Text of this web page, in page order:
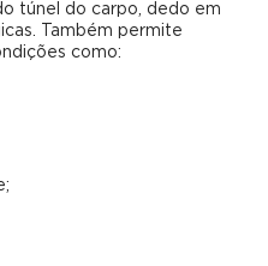
túnel do carpo, dedo em
Também permite
como: